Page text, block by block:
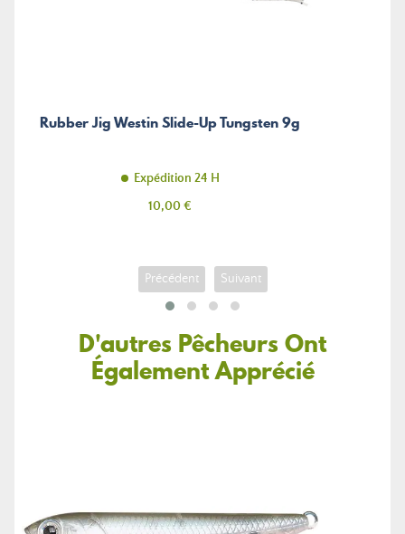
Rubber Jig Westin Slide-Up Tungsten 9g
Expédition 24 H
Prix
10,00 €
Précédent Suivant
D'autres Pêcheurs Ont
Également Apprécié